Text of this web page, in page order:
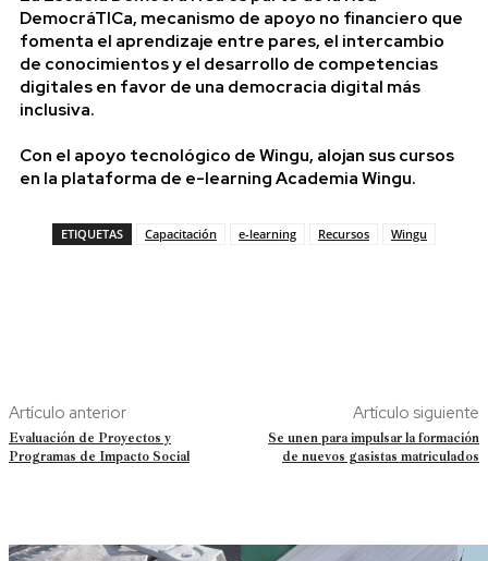
DemocráTICa, mecanismo de apoyo no financiero que
fomenta el aprendizaje entre pares, el intercambio
de conocimientos y el desarrollo de competencias
digitales en favor de una democracia digital más
inclusiva.
Con el apoyo tecnológico deWingu, alojan sus cursos
en la plataforma de e-learningAcademia Wingu.
ETIQUETAS Capacitación e-learning Recursos Wingu
Artículo anterior
Evaluación de Proyectos y
Programas de Impacto Social
Artículo siguiente
Se unen para impulsar la formación
de nuevos gasistas matriculados